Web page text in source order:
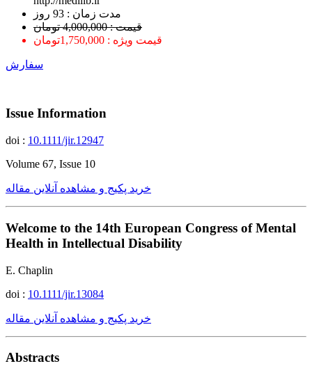
ﻣﺪﺕ ﺯﻣﺎﻥ : 93 ﺭﻭﺯ
قیمت : 4,000,000 تومان
قیمت ویژه : 1,750,000تومان
سفارش
Issue Information
doi : 10.1111/jir.12947
Volume 67, Issue 10
خرید پکیج و مشاهده آنلاین مقاله
Welcome to the 14th European Congress of Mental
Health in Intellectual Disability
E. Chaplin
doi : 10.1111/jir.13084
خرید پکیج و مشاهده آنلاین مقاله
Abstracts